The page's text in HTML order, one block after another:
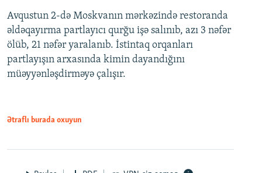
Avqustun 2-də Moskvanın mərkəzində restoranda
əldəqayırma partlayıcı qurğu işə salınıb, azı 3 nəfər
ölüb, 21 nəfər yaralanıb. İstintaq orqanları
partlayışın arxasında kimin dayandığını
müəyyənləşdirməyə çalışır.
Ətraflı burada oxuyun